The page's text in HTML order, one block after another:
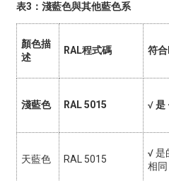
表3：淺藍色與其他藍色系
顏色描
述
RAL程式碼 符合
淺藍色 RAL 5015 √ 是
天藍色 RAL 5015
√是
相同